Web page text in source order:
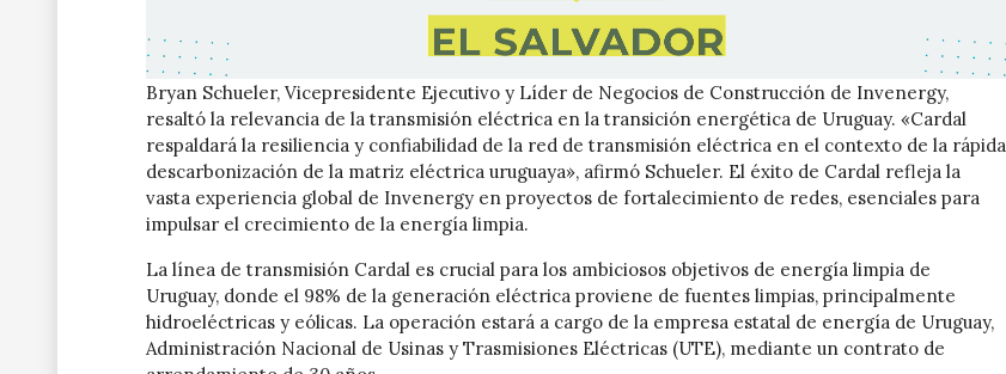
Bryan Schueler, Vicepresidente Ejecutivo y Líder de Negocios de Construcción de Invenergy,
resaltó la relevancia de la transmisión eléctrica en la transición energética de Uruguay. «Cardal
respaldará la resiliencia y confiabilidad de la red de transmisión eléctrica en el contexto de la rápida
descarbonización de la matriz eléctrica uruguaya», afirmó Schueler. El éxito de Cardal refleja la
vasta experiencia global de Invenergy en proyectos de fortalecimiento de redes, esenciales para
impulsar el crecimiento de la energía limpia.
La línea de transmisión Cardal es crucial para los ambiciosos objetivos de energía limpia de
Uruguay, donde el 98% de la generación eléctrica proviene de fuentes limpias, principalmente
hidroeléctricas y eólicas. La operación estará a cargo de la empresa estatal de energía de Uruguay,
Administración Nacional de Usinas y Trasmisiones Eléctricas (UTE), mediante un contrato de